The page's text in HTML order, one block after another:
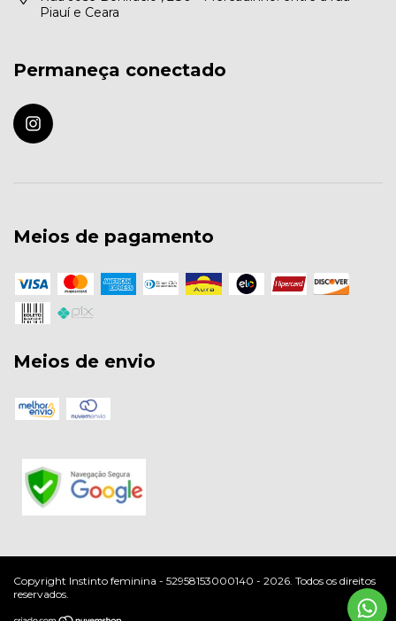
Piauí e Ceara
Permaneça conectado
Meios de pagamento
Meios de envio
Copyright Instinto feminina - 52958153000140 - 2026. Todos os direitos
reservados.